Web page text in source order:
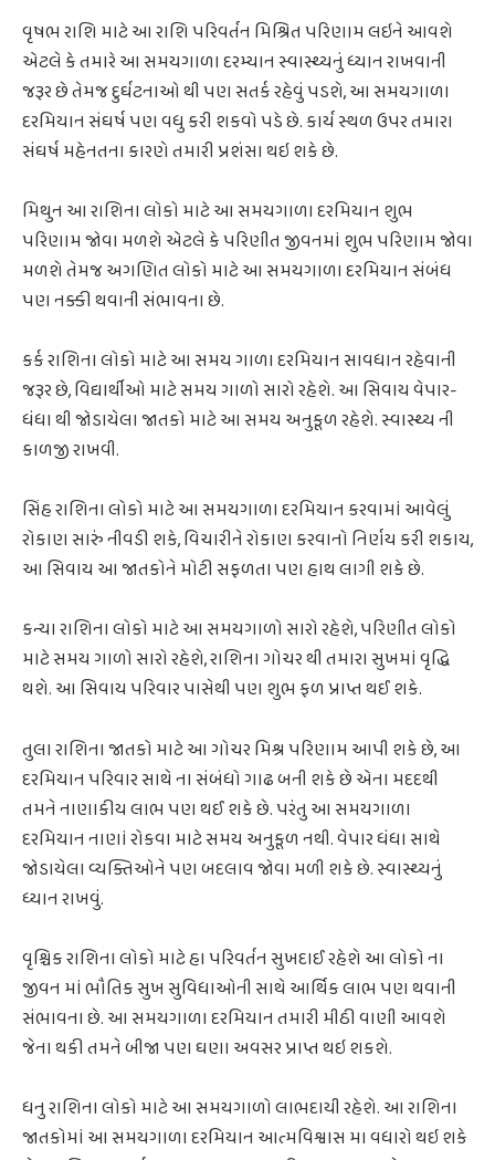
વૃષભ રાશિ માટે આ રાશિ પરિવર્તન મિશ્રિત પરિણામ લઇને આવશે
એટલે કે તમારે આ સમયગાળા દરમ્યાન સ્વાસ્થ્યનું ધ્યાન રાખવાની
જરૂર છે તેમજ દુર્ઘટનાઓ થી પણ સતર્ક રહેવું પડશે, આ સમયગાળા
દરમિયાન સંઘર્ષ પણ વધુ કરી શકવો પડે છે. કાર્ય સ્થળ ઉપર તમારા
સંઘર્ષ મહેનતના કારણે તમારી પ્રશંસા થઇ શકે છે.
મિથુન આ રાશિના લોકો માટે આ સમયગાળા દરમિયાન શુભ
પરિણામ જોવા મળશે એટલે કે પરિણીત જીવનમાં શુભ પરિણામ જોવા
મળશે તેમજ અગણિત લોકો માટે આ સમયગાળા દરમિયાન સંબંધ
પણ નક્કી થવાની સંભાવના છે.
કર્ક રાશિના લોકો માટે આ સમય ગાળા દરમિયાન સાવધાન રહેવાની
જરૂર છે, વિદ્યાર્થીઓ માટે સમય ગાળો સારો રહેશે. આ સિવાય વેપાર-
ધંધા થી જોડાયેલા જાતકો માટે આ સમય અનુકૂળ રહેશે. સ્વાસ્થ્ય ની
કાળજી રાખવી.
સિંહ રાશિના લોકો માટે આ સમયગાળા દરમિયાન કરવામાં આવેલું
રોકાણ સારું નીવડી શકે, વિચારીને રોકાણ કરવાનો નિર્ણય કરી શકાય,
આ સિવાય આ જાતકોને મોટી સફળતા પણ હાથ લાગી શકે છે.
કન્યા રાશિના લોકો માટે આ સમયગાળો સારો રહેશે, પરિણીત લોકો
માટે સમય ગાળો સારો રહેશે, રાશિના ગોચર થી તમારા સુખમાં વૃદ્ધિ
થશે. આ સિવાય પરિવાર પાસેથી પણ શુભ ફળ પ્રાપ્ત થઈ શકે.
તુલા રાશિના જાતકો માટે આ ગોચર મિશ્ર પરિણામ આપી શકે છે, આ
દરમિયાન પરિવાર સાથે ના સંબંધો ગાઢ બની શકે છે એના મદદથી
તમને નાણાકીય લાભ પણ થઈ શકે છે. પરંતુ આ સમયગાળા
દરમિયાન નાણાં રોકવા માટે સમય અનુકૂળ નથી. વેપાર ધંધા સાથે
જોડાયેલા વ્યક્તિઓને પણ બદલાવ જોવા મળી શકે છે. સ્વાસ્થ્યનું
ધ્યાન રાખવું.
વૃશ્ચિક રાશિના લોકો માટે હા પરિવર્તન સુખદાઈ રહેશે આ લોકો ના
જીવન માં ભૌતિક સુખ સુવિધાઓની સાથે આર્થિક લાભ પણ થવાની
સંભાવના છે. આ સમયગાળા દરમિયાન તમારી મીઠી વાણી આવશે
જેના થકી તમને બીજા પણ ઘણા અવસર પ્રાપ્ત થઇ શકશે.
ધનુ રાશિના લોકો માટે આ સમયગાળો લાભદાયી રહેશે. આ રાશિના
જાતકોમાં આ સમયગાળા દરમિયાન આત્મવિશ્વાસ મા વધારો થઇ શકે